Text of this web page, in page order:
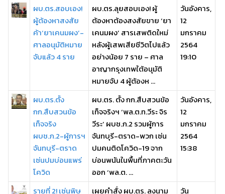
ผบ.ตร.สอบเอง!
ผู้ต้องหาสงสัย
ค้า‘ยาเคนมผง’-
ศาลอนุมัติหมาย
จับแล้ว 4 ราย
ผบ.ตร.ลุยสอบเอง! ผู้
ต้องหาต้องสงสัยขาย ‘ยา
เคนมผง’ สารเสพติดใหม่
หลังผู้เสพเสียชีวิตไปแล้ว
อย่างน้อย 7 ราย – ศาล
อาญากรุงเทพใต้อนุมัติ
หมายจับ 4 ผู้ต้องห ...
วันอังคาร,
12
มกราคม
2564
19:10
ผบ.ตร.ตั้ง
กก.สืบสวนข้อ
เท็จจริง
ผบช.ภ.2-ผู้การฯ
จันทบุรี-ตราด
เซ่นปมบ่อนแพร่
โควิด
ผบ.ตร. ตั้ง กก.สืบสวนข้อ
เท็จจริงฯ ‘พล.ต.ท.วีระ จิร
วีระ’ ผบช.ภ.2 รวมผู้การ
จันทบุรี-ตราด-พวก เซ่น
ปมคนติดโควิด-19 จาก
บ่อนพนันในพื้นที่ภาคตะวัน
ออก ‘พล.ต. ...
วันอังคาร,
12
มกราคม
2564
15:38
รายที่ 2! เซ่นพิษ
เผยคำสั่ง ผบ.ตร. ลงนาม
วัน